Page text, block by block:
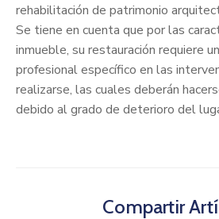
rehabilitación de patrimonio
Se tiene en cuenta que por las
inmueble, su restauración requiere
profesional específico en las
realizarse, las cuales deberán
debido al grado de deterioro del
Compartir